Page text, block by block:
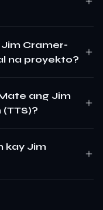
Cramer-
na proyekto?
ang Jim
kay Jim